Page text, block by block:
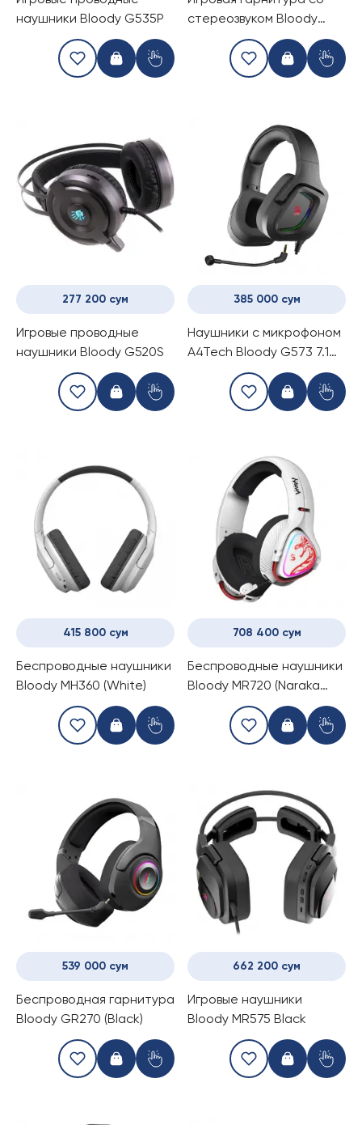
наушники Bloody G535P
стереозвуком Bloody
277 200 сум
Игровые проводные
наушники Bloody G520S
385 000 сум
Наушники с микрофоном
A4Tech Bloody G573 7.1
415 800 сум
Беспроводные наушники
Bloody MH360 (White)
708 400 сум
Беспроводные наушники
Bloody MR720 (Naraka
539 000 сум
Беспроводная гарнитура
Bloody GR270 (Black)
662 200 сум
Игровые наушники
Bloody MR575 Black